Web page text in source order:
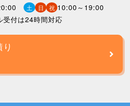
土 日 祝 10:00～19:00
受付は24時間対応